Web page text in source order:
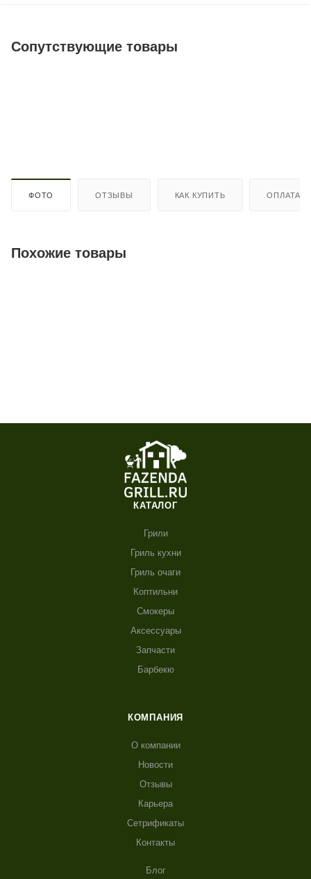
Сопутствующие товары
ФОТО ОТЗЫВЫ КАК КУПИТЬ ОПЛАТА
Похожие товары
КАТАЛОГ
Грили
Гриль кухни
Гриль очаги
Коптильни
Смокеры
Аксессуары
Запчасти
Барбекю
КОМПАНИЯ
О компании
Новости
Отзывы
Карьера
Сетрификаты
Контакты
Блог